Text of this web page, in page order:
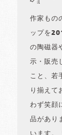
作家もの
ップを
の陶磁器
示・販売
こと、若
り揃えて
わず笑顔
品があり